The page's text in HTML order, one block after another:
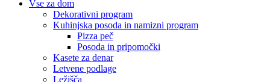
Vse za dom
Dekorativni program
Kuhinjska posoda in namizni program
Pizza peč
Posoda in pripomočki
Kasete za denar
Letvene podlage
Ležišča